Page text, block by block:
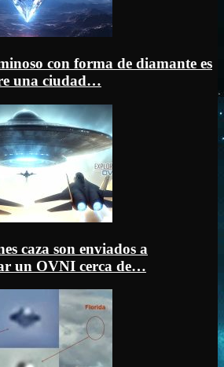
con forma de diamante es
una ciudad…
caza son enviados a
un OVNI cerca de…